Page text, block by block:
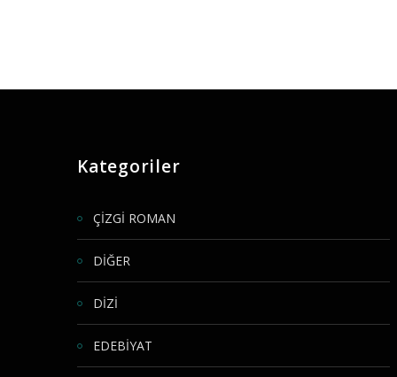
Kategoriler
ÇİZGİ ROMAN
DİĞER
DİZİ
EDEBİYAT